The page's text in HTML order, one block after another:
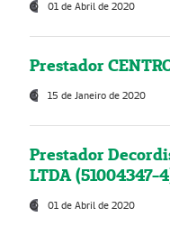
01 de Abril de 2020
Prestador
15 de Janeiro de 2020
Prestador
LTDA (51004347-
01 de Abril de 2020